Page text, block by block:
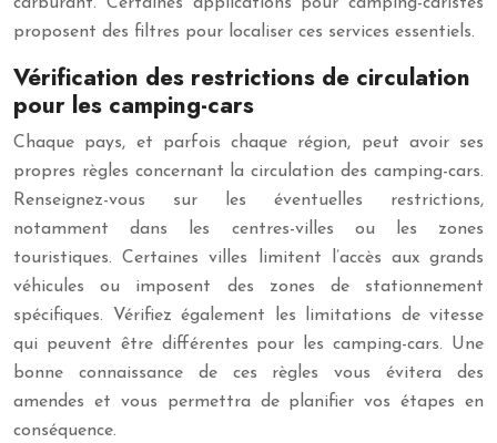
proposent des filtres pour localiser ces services essentiels.
Vérification des restrictions de circulation
pour les camping-cars
Chaque pays, et parfois chaque région, peut avoir ses
propres règles concernant la circulation des camping-cars.
Renseignez-vous sur les éventuelles restrictions,
notamment dans les centres-villes ou les zones
touristiques. Certaines villes limitent l’accès aux grands
véhicules ou imposent des zones de stationnement
spécifiques. Vérifiez également les limitations de vitesse
qui peuvent être différentes pour les camping-cars. Une
bonne connaissance de ces règles vous évitera des
amendes et vous permettra de planifier vos étapes en
conséquence.